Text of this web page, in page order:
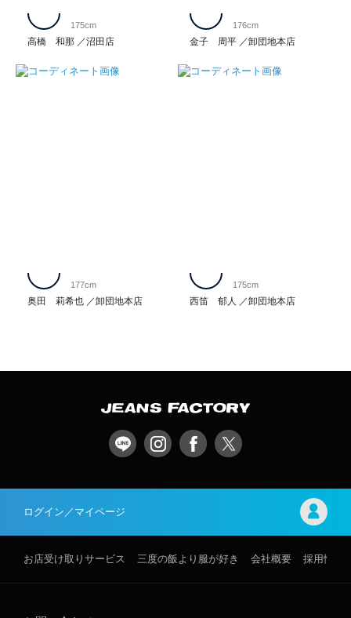
高橋 和那 沼田店
175cm
金子 周平 卸団地本店
176cm
奥田 莉希也 卸団地本店
177cm
西笛 郁人 卸団地本店
175cm
ログイン／マイページ
お店受け取りサービス 三度の飯より服が好き 会社概要 採用情報